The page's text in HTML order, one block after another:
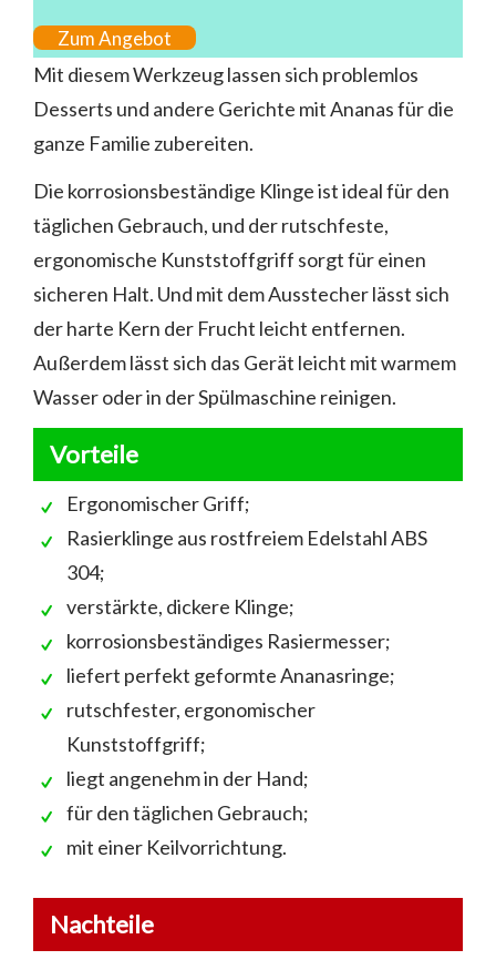
Zum Angebot
Mit diesem Werkzeug lassen sich problemlos
Desserts und andere Gerichte mit Ananas für die
ganze Familie zubereiten.
Die korrosionsbeständige Klinge ist ideal für den
täglichen Gebrauch, und der rutschfeste,
ergonomische Kunststoffgriff sorgt für einen
sicheren Halt. Und mit dem Ausstecher lässt sich
der harte Kern der Frucht leicht entfernen.
Außerdem lässt sich das Gerät leicht mit warmem
Wasser oder in der Spülmaschine reinigen.
Vorteile
Ergonomischer Griff;
Rasierklinge aus rostfreiem Edelstahl ABS
304;
verstärkte, dickere Klinge;
korrosionsbeständiges Rasiermesser;
liefert perfekt geformte Ananasringe;
rutschfester, ergonomischer
Kunststoffgriff;
liegt angenehm in der Hand;
für den täglichen Gebrauch;
mit einer Keilvorrichtung.
Nachteile